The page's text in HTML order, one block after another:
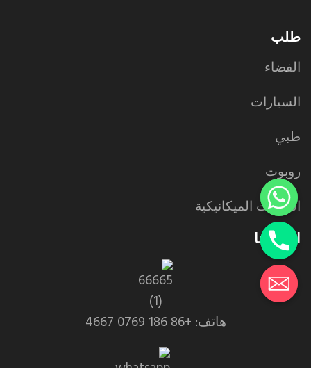
طلب
الفضاء
السيارات
طبي
روبوت
المعدات الميكانيكية
اتصل بنا
هاتف: +86 186 0769 4667